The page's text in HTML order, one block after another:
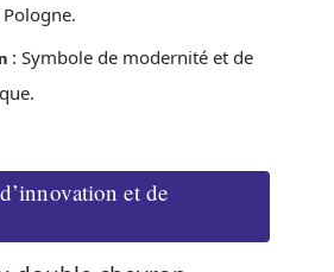
: Symbole de modernité et de
et de